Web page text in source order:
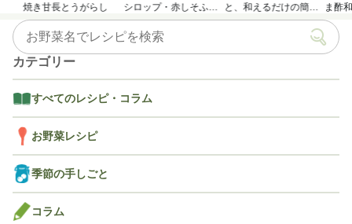
焼き甘長とうがらし
シロップ・赤しそふり
かけのつくり方
と、和えるだけの簡単
アレンジレシピ
ま酢
カテゴリー
すべてのレシピ・コラム
お野菜レシピ
季節の手しごと
コラム